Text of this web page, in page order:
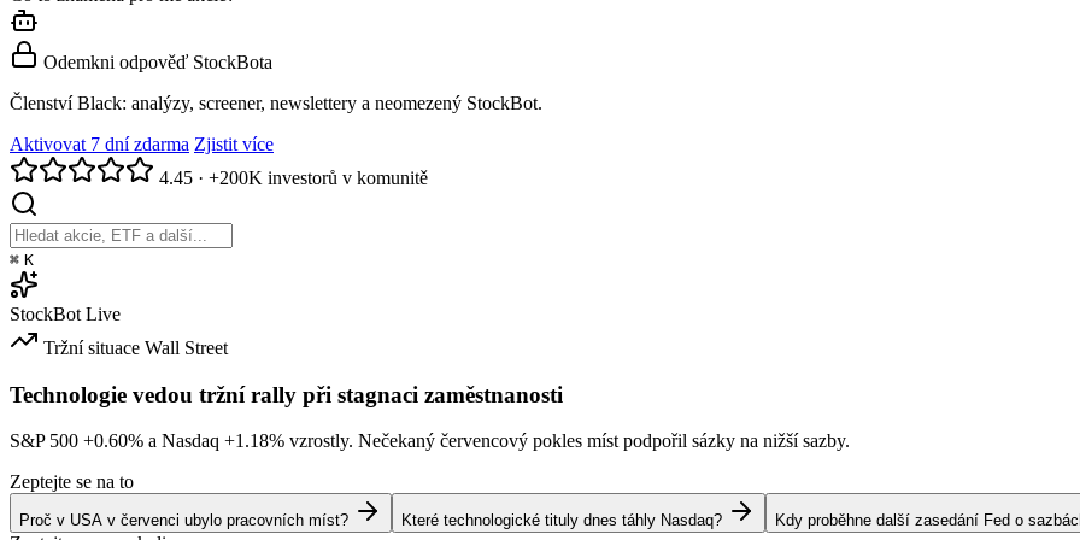
Odemkni odpověď StockBota
Členství Black: analýzy, screener, newslettery a neomezený StockBot.
Aktivovat 7 dní zdarma Zjistit více
4.45 · +200K investorů v komunitě
⌘ K
StockBot Live
Tržní situace Wall Street
Technologie vedou tržní rally při stagnaci zaměstnanosti
S&P 500 +0.60% a Nasdaq +1.18% vzrostly. Nečekaný červencový pokles míst podpořil sázky na nižší sazby.
Zeptejte se na to
Proč v USA v červenci ubylo pracovních míst? Které technologické tituly dnes táhly Nasdaq? Kdy proběhne další zasedání Fed o